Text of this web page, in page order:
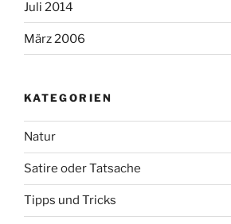
Juli 2014
März 2006
KATEGORIEN
Natur
Satire oder Tatsache
Tipps und Tricks